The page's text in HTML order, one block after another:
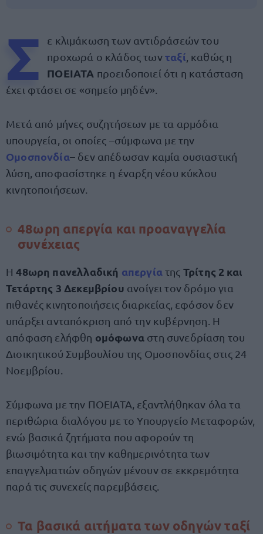
Σ
ε κλιμάκωση των αντιδράσεών του
προχωρά ο κλάδος τωνταξί , καθώς η
ΠΟΕΙΑΤΑ προειδοποιεί ότι η κατάσταση
έχει φτάσει σε «σημείο μηδέν».
Μετά από μήνες συζητήσεων με τα αρμόδια
υπουργεία, οι οποίες –σύμφωνα με την
Ομοσπονδία– δεν απέδωσαν καμία ουσιαστική
λύση, αποφασίστηκε η έναρξη νέου κύκλου
κινητοποιήσεων.
48ωρη απεργία και προαναγγελία
συνέχειας
Η48ωρη πανελλαδική απεργίατης Τρίτης 2 και
Τετάρτης 3 Δεκεμβρίου ανοίγει τον δρόμο για
πιθανές κινητοποιήσεις διαρκείας, εφόσον δεν
υπάρξει ανταπόκριση από την κυβέρνηση. Η
απόφαση ελήφθη ομόφωνα στη συνεδρίαση του
Διοικητικού Συμβουλίου της Ομοσπονδίας στις 24
Νοεμβρίου.
Σύμφωνα με την ΠΟΕΙΑΤΑ, εξαντλήθηκαν όλα τα
περιθώρια διαλόγου με το Υπουργείο Μεταφορών,
ενώ βασικά ζητήματα που αφορούν τη
βιωσιμότητα και την καθημερινότητα των
επαγγελματιών οδηγών μένουν σε εκκρεμότητα
παρά τις συνεχείς παρεμβάσεις.
Τα βασικά αιτήματα των οδηγών ταξί